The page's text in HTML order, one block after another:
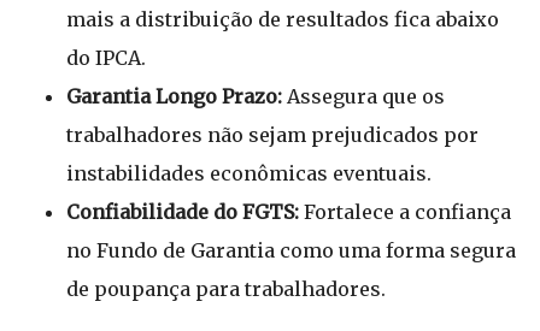
mais a distribuição de resultados fica abaixo
do IPCA.
Garantia Longo Prazo: Assegura que os
trabalhadores não sejam prejudicados por
instabilidades econômicas eventuais.
Confiabilidade do FGTS: Fortalece a confiança
no Fundo de Garantia como uma forma segura
de poupança para trabalhadores.